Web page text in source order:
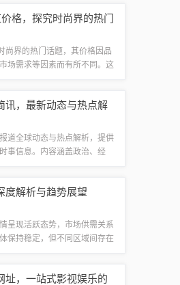
民对美好生活的需求，打造宜
格，探究时尚界的热门
尚界的热门话题，其价格因品
场需求等因素而有所不同。这
大电商平台获取最新信...
讯，最新动态与热点解
道全球动态与热点解析，提供
事信息。内容涵盖政治、经
析热点事件背后的原因和影...
度解析与趋势展望
呈现活跃态势，市场供需关系
保持稳定，但不同区域间存在
渐增多。随着政策调控和...
址，一站式影视娱乐的